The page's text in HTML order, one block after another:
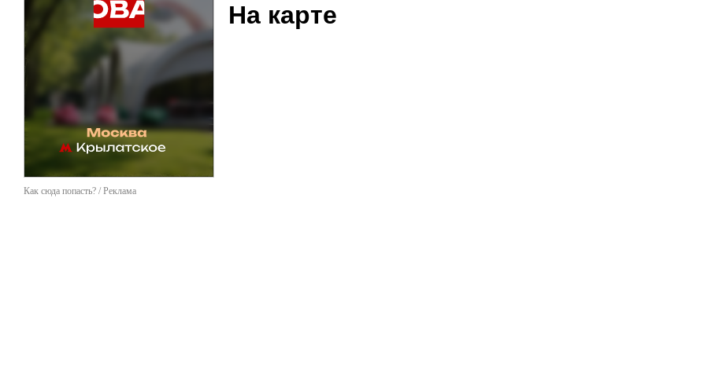
Как сюда попасть? / Реклама
На карте